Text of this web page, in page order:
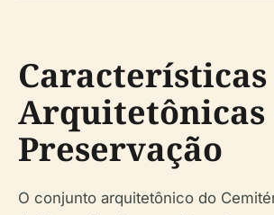
Características
Arquitetônicas
Preservação
O conjunto arquitetônico do